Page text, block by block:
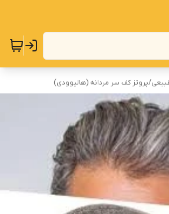
/پروتز کف سر مردانه (هالیوودی)